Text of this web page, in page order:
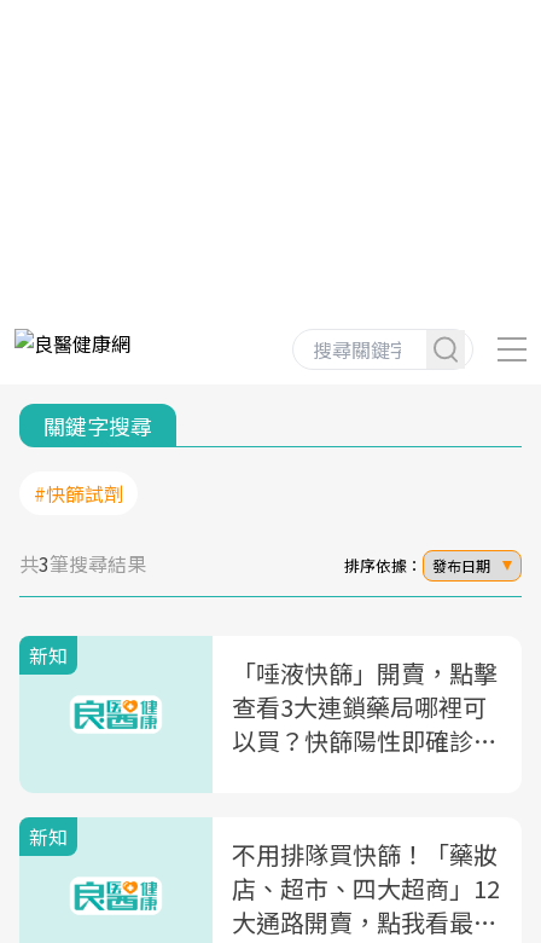
關鍵字搜尋
#快篩試劑
共3筆搜尋結果 排序依據： 發布日期
新知
「唾液快篩」開賣，點擊
查看3大連鎖藥局哪裡可
以買？快篩陽性即確診上
新知
不用排隊買快篩！「藥妝
店、超市、四大超商」12
大通路開賣，點我看最新